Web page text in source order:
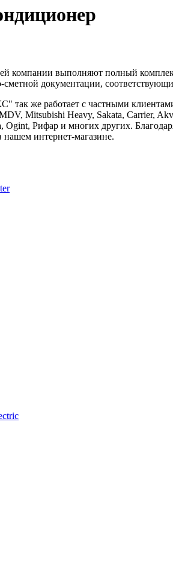
компании выполняют полный
сметной документации,
же работает с частными
Mitsubishi Heavy, Sakata, Carrier,
Рифар и многих других.
нашем интернет-магазине.